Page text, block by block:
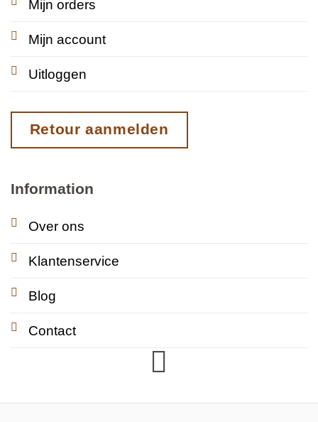
Mijn orders
Mijn account
Uitloggen
Retour aanmelden
Information
Over ons
Klantenservice
Blog
Contact